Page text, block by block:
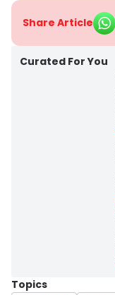
Share Article
Curated For You
Topics